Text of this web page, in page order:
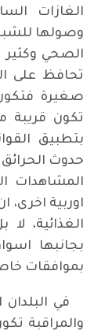
الغازات
وصولها
الصحي وكثير
تحافظ على
صغيرة
تكون قريبة
بتطبيق
حدوث
المشاهدات
اوربية
الغذائية،
بجانبها
بموافقات
في
والمراقبة